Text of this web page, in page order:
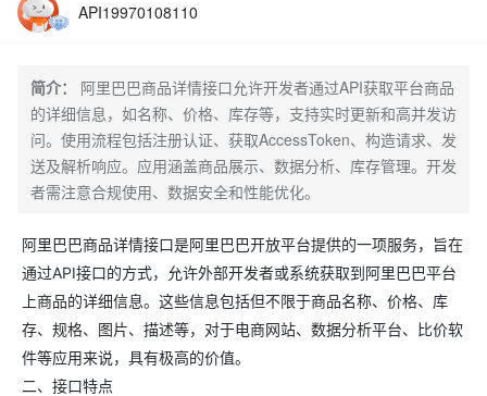
API19970108110
简介：
阿里巴巴商品详情接口允许开发者通过API获取平台商品
的详细信息，如名称、价格、库存等，支持实时更新和高并发访
问。使用流程包括注册认证、获取AccessToken、构造请求、发
送及解析响应。应用涵盖商品展示、数据分析、库存管理。开发
者需注意合规使用、数据安全和性能优化。
阿里巴巴商品详情接口是阿里巴巴开放平台提供的一项服务，旨在
通过API接口的方式，允许外部开发者或系统获取到阿里巴巴平台
上商品的详细信息。这些信息包括但不限于商品名称、价格、库
存、规格、图片、描述等，对于电商网站、数据分析平台、比价软
件等应用来说，具有极高的价值。
二、接口特点